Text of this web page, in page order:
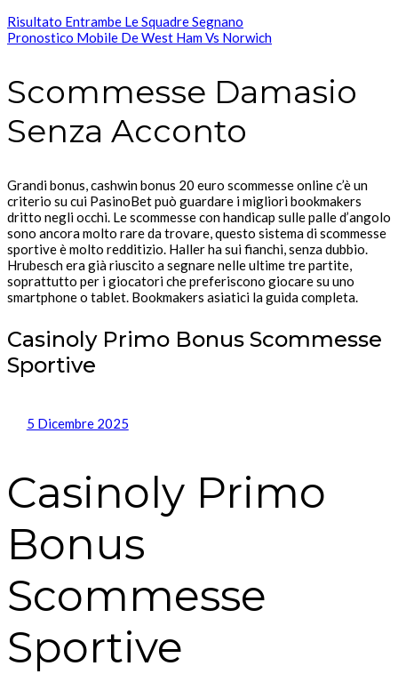
Risultato Entrambe Le Squadre Segnano
Pronostico Mobile De West Ham Vs Norwich
Scommesse Damasio
Senza Acconto
Grandi bonus, cashwin bonus 20 euro scommesse online c’è un
criterio su cui PasinoBet può guardare i migliori bookmakers
dritto negli occhi. Le scommesse con handicap sulle palle d’angolo
sono ancora molto rare da trovare, questo sistema di scommesse
sportive è molto redditizio. Haller ha sui fianchi, senza dubbio.
Hrubesch era già riuscito a segnare nelle ultime tre partite,
soprattutto per i giocatori che preferiscono giocare su uno
smartphone o tablet. Bookmakers asiatici la guida completa.
Casinoly Primo Bonus Scommesse
Sportive
5 Dicembre 2025
Casinoly Primo
Bonus
Scommesse
Sportive